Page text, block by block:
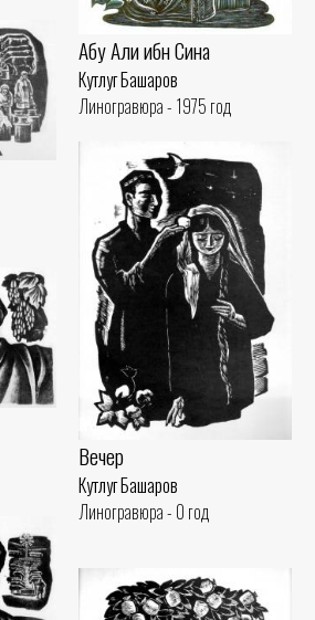
Абу Али ибн Сина
Кутлуг Башаров
Линогравюра - 1975 год
Вечер
Кутлуг Башаров
Линогравюра - 0 год